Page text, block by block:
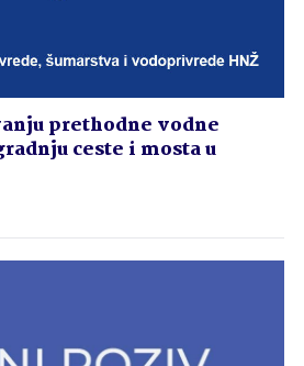
prethodne vodne
ceste i mosta u